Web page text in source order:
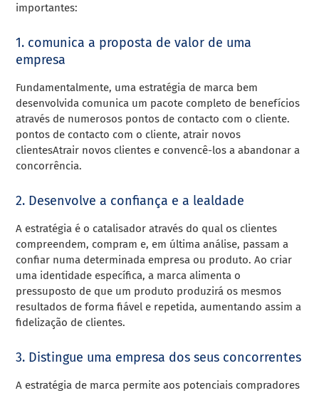
importantes:
1. comunica a proposta de valor de uma
empresa
Fundamentalmente, uma estratégia de marca bem
desenvolvida comunica um pacote completo de benefícios
através de numerosos pontos de contacto com o cliente.
pontos de contacto com o cliente, atrair novos
clientesAtrair novos clientes e convencê-los a abandonar a
concorrência.
2. Desenvolve a confiança e a lealdade
A estratégia é o catalisador através do qual os clientes
compreendem, compram e, em última análise, passam a
confiar numa determinada empresa ou produto. Ao criar
uma identidade específica, a marca alimenta o
pressuposto de que um produto produzirá os mesmos
resultados de forma fiável e repetida, aumentando assim a
fidelização de clientes.
3. Distingue uma empresa dos seus concorrentes
A estratégia de marca permite aos potenciais compradores